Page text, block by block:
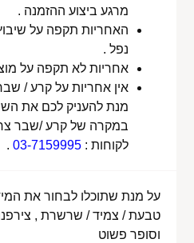
מרגע ביצוע ההזמנה .
האחריות תקפה על
נפל .
אחריות לא תקפה על
אין אחריות על קרע /
מנת להעניק לכם את
במקרה של קרע /שבר
לקוחות :03-7159995
.
על מנת שתוכלו לבחור את
טבעת / צמיד / שרשרת ,
וסופר פשוט